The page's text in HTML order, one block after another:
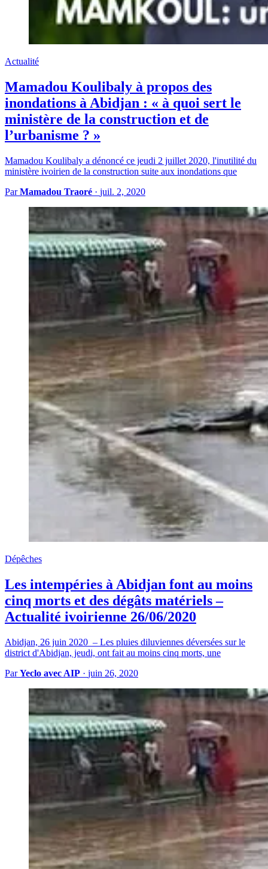
Actualité
Mamadou Koulibaly à propos des
inondations à Abidjan : « à quoi sert le
ministère de la construction et de
l’urbanisme ? »
Mamadou Koulibaly a dénoncé ce jeudi 2 juillet 2020, l'inutilité du
ministère ivoirien de la construction suite aux inondations que
ParMamadou Traoré · juil. 2, 2020
Dépêches
Les intempéries à Abidjan font au moins
cinq morts et des dégâts matériels –
Actualité ivoirienne 26/06/2020
Abidjan, 26 juin 2020 – Les pluies diluviennes déversées sur le
district d'Abidjan, jeudi, ont fait au moins cinq morts, une
ParYeclo avec AIP · juin 26, 2020